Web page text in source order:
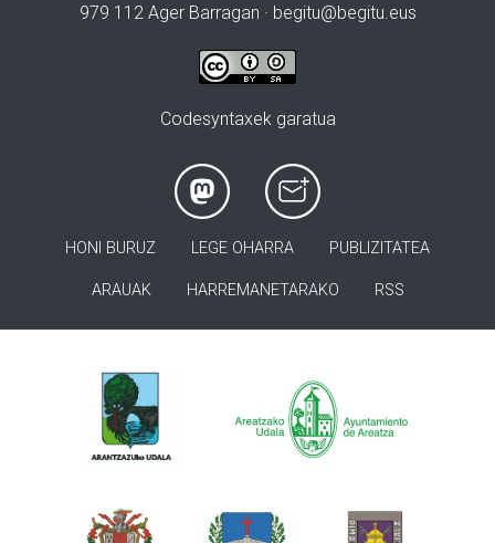
979 112 Ager Barragan · begitu@begitu.eus
Codesyntaxek garatua
HONI BURUZ LEGE OHARRA PUBLIZITATEA
ARAUAK HARREMANETARAKO RSS